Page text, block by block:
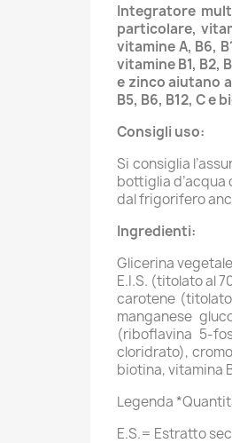
Integratore
particolare,
vitamine A, B6,
vitamine B1, B2,
e zinco aiutano
B5, B6, B12, C
Consigli uso:
Si consiglia
bottiglia d’acqua
dal frigorifero
Ingredienti:
Glicerina
E.I.S. (titolato al
carotene
manganese
(riboflavina 5-
cloridrato),
biotina, vitamina
Legenda
E.S.= Estratto